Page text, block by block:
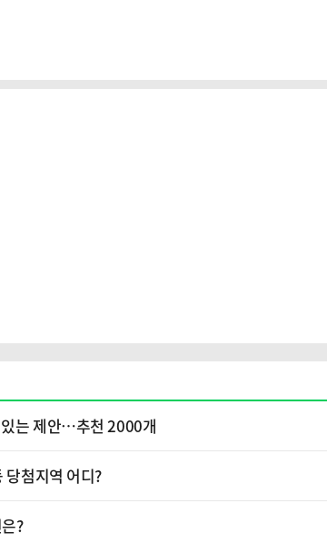
있는 제안…추천 2000개
첨지역 어디?
?